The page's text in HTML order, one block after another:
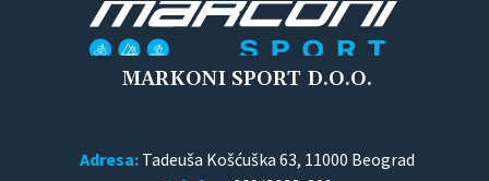
MARKONI SPORT D.O.O.
Adresa:Tadeuša Košćuška 63, 11000 Beograd